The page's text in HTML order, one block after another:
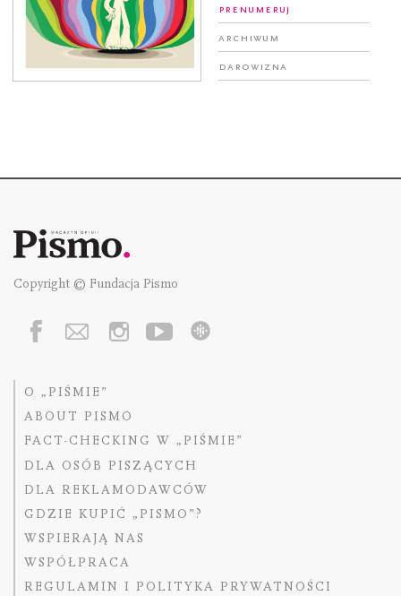
Prenumeruj
Archiwum
Darowizna
Copyright © Fundacja Pismo
O „PIŚMIE”
ABOUT PISMO
FACT-CHECKING W „PIŚMIE”
DLA OSÓB PISZĄCYCH
DLA REKLAMODAWCÓW
GDZIE KUPIĆ „PISMO”?
WSPIERAJĄ NAS
WSPÓŁPRACA
REGULAMIN I POLITYKA PRYWATNOŚCI